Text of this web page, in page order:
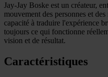
Jay-Jay Boske est un créateur,
mouvement des personnes et
capacité à traduire l'expérience
toujours ce qui fonctionne
vision et de résultat.
Caractéristiques